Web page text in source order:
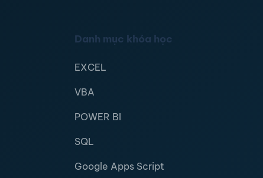
Danh mục khóa học
EXCEL
VBA
POWER BI
SQL
Google Apps Script